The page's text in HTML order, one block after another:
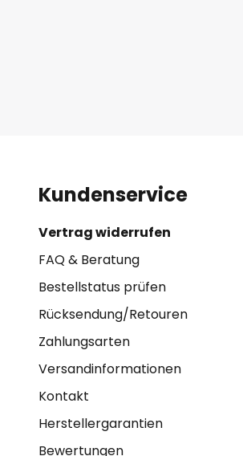
Kundenservice
Vertrag widerrufen
FAQ & Beratung
Bestellstatus prüfen
Rücksendung/Retouren
Zahlungsarten
Versandinformationen
Kontakt
Herstellergarantien
Bewertungen